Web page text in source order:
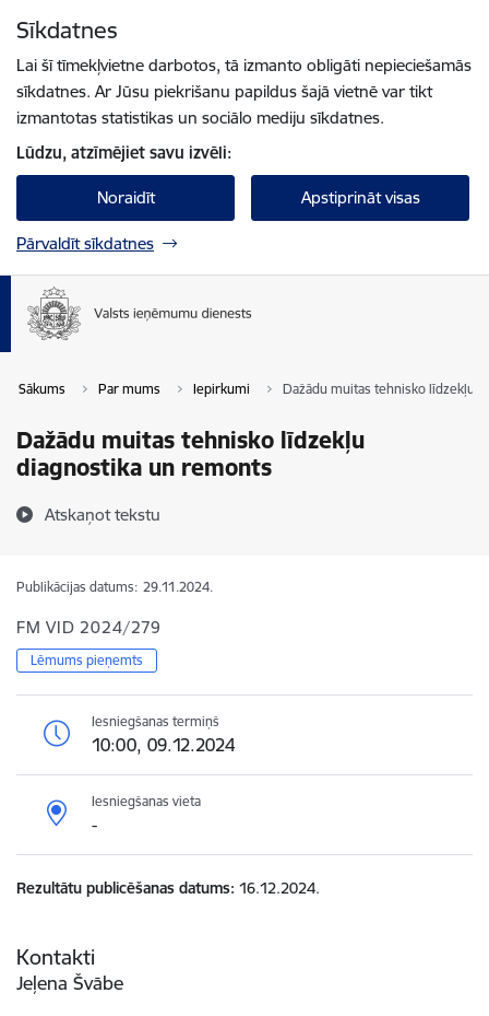
Sīkdatnes
Lai šī tīmekļvietne darbotos, tā izmanto obligāti nepieciešamās
sīkdatnes. Ar Jūsu piekrišanu papildus šajā vietnē var tikt
izmantotas statistikas un sociālo mediju sīkdatnes.
Lūdzu, atzīmējiet savu izvēli:
Noraidīt Apstiprināt visas
Pārvaldīt sīkdatnes
Sākums Par mums Iepirkumi Dažādu muitas tehnisko līdzekļu
Dažādu muitas tehnisko līdzekļu
diagnostika un remonts
Atskaņot tekstu
Publikācijas datums: 29.11.2024.
FM VID 2024/279
Lēmums pieņemts
Iesniegšanas termiņš
10:00, 09.12.2024
Iesniegšanas vieta
-
Rezultātu publicēšanas datums 16.12.2024.
Kontakti
Jeļena Švābe